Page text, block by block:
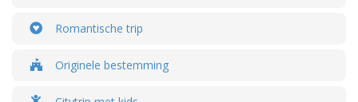
Romantische trip
Originele bestemming